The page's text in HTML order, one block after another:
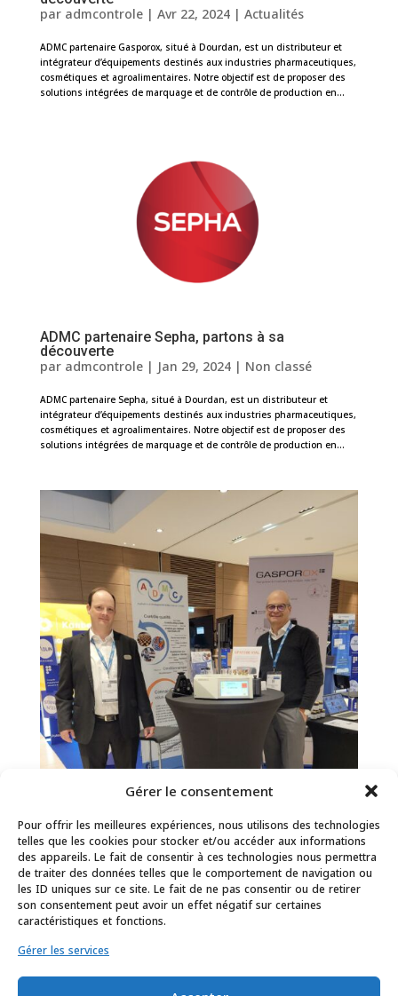
Gérer le consentement
Pour offrir les meilleures expériences, nous utilisons des technologies
telles que les cookies pour stocker et/ou accéder aux informations
des appareils. Le fait de consentir à ces technologies nous permettra
de traiter des données telles que le comportement de navigation ou
les ID uniques sur ce site. Le fait de ne pas consentir ou de retirer
son consentement peut avoir un effet négatif sur certaines
caractéristiques et fonctions.
Gérer les services
par admcontrole| Avr 22, 2024| Actualités
ADMC partenaire Gasporox, situé à Dourdan, est un distributeur et
intégrateur d’équipements destinés aux industries pharmaceutiques,
cosmétiques et agroalimentaires. Notre objectif est de proposer des
solutions intégrées de marquage et de contrôle de production en...
ADMC partenaire Sepha, partons à sa
découverte
par admcontrole| Jan 29, 2024| Non classé
ADMC partenaire Sepha, situé à Dourdan, est un distributeur et
intégrateur d’équipements destinés aux industries pharmaceutiques,
cosmétiques et agroalimentaires. Notre objectif est de proposer des
solutions intégrées de marquage et de contrôle de production en...
ADMC était au congrès POLEPHARMA Industrie
du Futur
paradmcontrole|Oct 23, 2023|Non classé